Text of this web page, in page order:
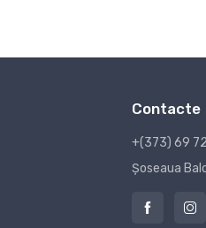
Contacte
+(373) 69
Șoseaua